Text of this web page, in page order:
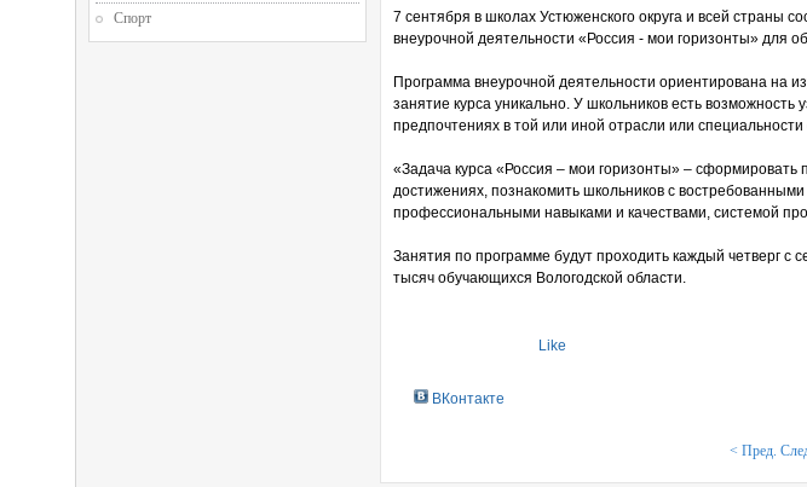
7 сентября в школах Устюженского округа и всей страны
внеурочной деятельности «Россия - мои горизонты» для
Программа внеурочной деятельности ориентирована на
занятие курса уникально. У школьников есть возможность
предпочтениях в той или иной отрасли или
«Задача курса «Россия – мои горизонты» – сформировать
достижениях, познакомить школьников с
профессиональными навыками и качествами, системой
Занятия по программе будут проходить каждый четверг с
тысяч обучающихся Вологодской области.
Like
ВКонтакте
< Пред.
Спорт